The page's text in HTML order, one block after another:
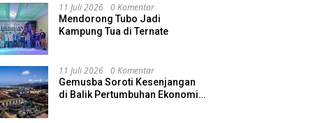
11 Juli 2026 0 Komentar
Mendorong Tubo Jadi
Kampung Tua di Ternate
11 Juli 2026 0 Komentar
Gemusba Soroti Kesenjangan
di Balik Pertumbuhan Ekonomi